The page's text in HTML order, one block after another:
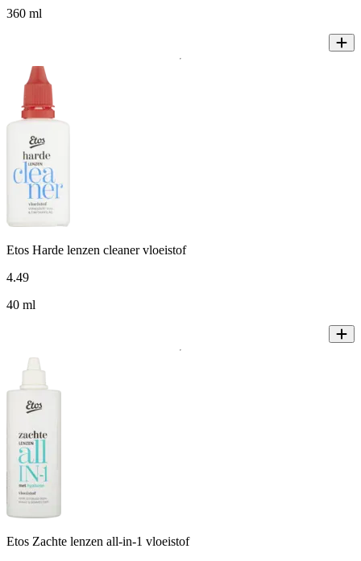
360 ml
Etos Harde lenzen cleaner vloeistof
4.49
40 ml
Etos Zachte lenzen all-in-1 vloeistof